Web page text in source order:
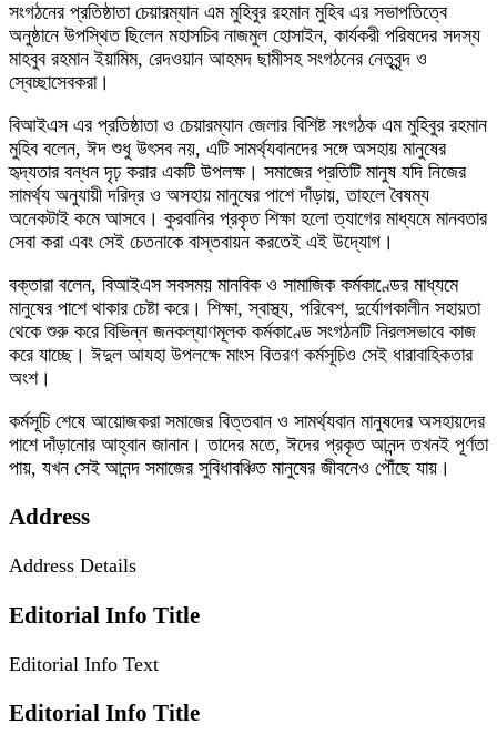
সংগঠনের প্রতিষ্ঠাতা চেয়ারম্যান এম মুহিবুর রহমান মুহিব এর সভাপতিত্বে
অনুষ্ঠানে উপস্থিত ছিলেন মহাসচিব নাজমুল হোসাইন, কার্যকরী পরিষদের সদস্য
মাহবুব রহমান ইয়ামিম, রেদওয়ান আহমদ ছামীসহ সংগঠনের নেতৃবৃন্দ ও
স্বেচ্ছাসেবকরা।
বিআইএস এর প্রতিষ্ঠাতা ও চেয়ারম্যান জেলার বিশিষ্ট সংগঠক এম মুহিবুর রহমান
মুহিব বলেন, ঈদ শুধু উৎসব নয়, এটি সামর্থ্যবানদের সঙ্গে অসহায় মানুষের
হৃদ্যতার বন্ধন দৃঢ় করার একটি উপলক্ষ। সমাজের প্রতিটি মানুষ যদি নিজের
সামর্থ্য অনুযায়ী দরিদ্র ও অসহায় মানুষের পাশে দাঁড়ায়, তাহলে বৈষম্য
অনেকটাই কমে আসবে। কুরবানির প্রকৃত শিক্ষা হলো ত্যাগের মাধ্যমে মানবতার
সেবা করা এবং সেই চেতনাকে বাস্তবায়ন করতেই এই উদ্যোগ।
বক্তারা বলেন, বিআইএস সবসময় মানবিক ও সামাজিক কর্মকাণ্ডের মাধ্যমে
মানুষের পাশে থাকার চেষ্টা করে। শিক্ষা, স্বাস্থ্য, পরিবেশ, দুর্যোগকালীন সহায়তা
থেকে শুরু করে বিভিন্ন জনকল্যাণমূলক কর্মকাণ্ডে সংগঠনটি নিরলসভাবে কাজ
করে যাচ্ছে। ঈদুল আযহা উপলক্ষে মাংস বিতরণ কর্মসূচিও সেই ধারাবাহিকতার
অংশ।
কর্মসূচি শেষে আয়োজকরা সমাজের বিত্তবান ও সামর্থ্যবান মানুষদের অসহায়দের
পাশে দাঁড়ানোর আহ্বান জানান। তাদের মতে, ঈদের প্রকৃত আনন্দ তখনই পূর্ণতা
পায়, যখন সেই আনন্দ সমাজের সুবিধাবঞ্চিত মানুষের জীবনেও পৌঁছে যায়।
Address
Address Details
Editorial Info Title
Editorial Info Text
Editorial Info Title